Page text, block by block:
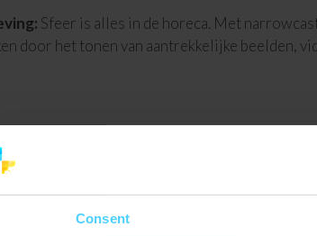
Consent
Sfeer is alles in de horeca. Met
door het tonen van aantrekkelijke beelden,
het promoten van speciale acties, het tonen
gasten over allergenen.